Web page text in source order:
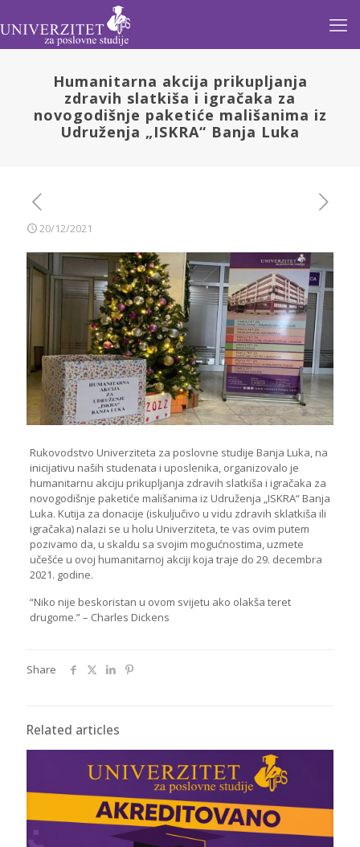
Humanitarna akcija prikupljanja
zdravih slatkiša i igračaka za
novogodišnje paketiće mališanima iz
Udruženja „ISKRA“ Banja Luka
20/12/2021
Rukovodstvo Univerziteta za poslovne studije Banja Luka, na
inicijativu naših studenata i uposlenika, organizovalo je
humanitarnu akciju prikupljanja zdravih slatkiša i igračaka za
novogodišnje paketiće mališanima iz Udruženja „ISKRA“ Banja
Luka. Kutija za donacije (iskuljučivo u vidu zdravih sklatkiša ili
igračaka) nalazi se u holu Univerziteta, te vas ovim putem
pozivamo da, u skaldu sa svojim mogućnostima, uzmete
učešće u ovoj humanitarnoj akciji koja traje do 29. decembra
2021. godine.
“Niko nije beskoristan u ovom svijetu ako olakša teret
drugome.” – Charles Dickens
Share
Related articles